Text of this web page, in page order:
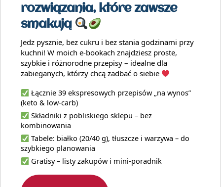
rozwiązania, które zawsze
smakują
Jedz pysznie, bez cukru i bez stania godzinami przy
kuchni! W moich e-bookach znajdziesz proste,
szybkie i różnorodne przepisy – idealne dla
zabieganych, którzy chcą zadbać o siebie
Łącznie 39 ekspresowych przepisów „na wynos”
(keto & low-carb)
Składniki z pobliskiego sklepu – bez
kombinowania
Tabele: białko (20/40 g), tłuszcze i warzywa – do
szybkiego planowania
Gratisy – listy zakupów i mini-poradnik